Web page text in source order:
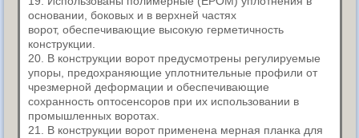
основании, боковых и в верхней частях
ворот, обеспечивающие высокую герметичность
конструкции.
20. В конструкции ворот предусмотрены регулируемые
упоры, предохраняющие уплотнительные профили от
чрезмерной деформации и обеспечивающие
сохранность оптосенсоров при их использовании в
промышленных воротах.
21. В конструкции ворот применена мерная планка для